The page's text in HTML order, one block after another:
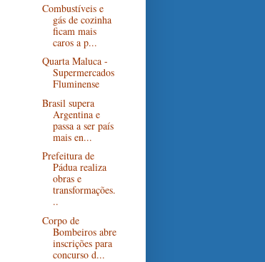
Combustíveis e
gás de cozinha
ficam mais
caros a p...
Quarta Maluca -
Supermercados
Fluminense
Brasil supera
Argentina e
passa a ser país
mais en...
Prefeitura de
Pádua realiza
obras e
transformações.
..
Corpo de
Bombeiros abre
inscrições para
concurso d...